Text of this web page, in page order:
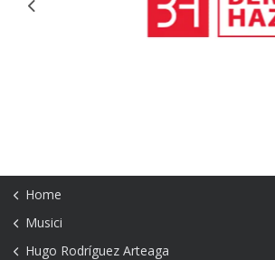
Previous
Home
Musici
Hugo Rodríguez Arteaga